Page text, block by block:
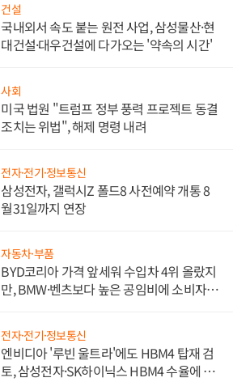
건설
국내외서 속도 붙는 원전 사업, 삼성물산·현
대건설·대우건설에 다가오는 '약속의 시간'
사회
미국 법원 "트럼프 정부 풍력 프로젝트 동결
조치는 위법", 해제 명령 내려
전자·전기·정보통신
삼성전자, 갤럭시Z 폴드8 사전예약 개통 8
월31일까지 연장
자동차·부품
BYD코리아 가격 앞세워 수입차 4위 올랐지
만, BMW·벤츠보다 높은 공임비에 소비자
전자·전기·정보통신
엔비디아 '루빈 울트라'에도 HBM4 탑재 검
토, 삼성전자·SK하이닉스 HBM4 수율에 주